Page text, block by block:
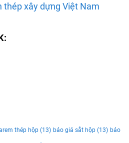
thép xây dựng Việt Nam
thép hộp (13) báo giá sắt hộp (13) báo